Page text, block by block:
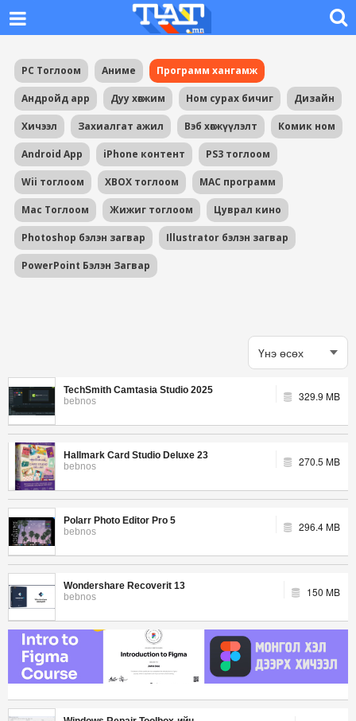
PC Тоглоом Аниме Программ хангамж
Андройд app Дуу хөгжим Ном сурах бичиг Дизайн
Хичээл Захиалгат ажил Вэб хөгжүүлэлт Комик ном
Android App iPhone контент PS3 тоглоом
Wii тоглоом XBOX тоглоом MAC программ
Mac Тоглоом Жижиг тоглоом Цуврал кино
Photoshop бэлэн загвар Illustrator бэлэн загвар
PowerPoint Бэлэн Загвар
TechSmith Camtasia Studio 2025
bebnos
329.9 MB
Hallmark Card Studio Deluxe 23
bebnos
270.5 MB
Polarr Photo Editor Pro 5
bebnos
296.4 MB
Wondershare Recoverit 13
bebnos
150 MB